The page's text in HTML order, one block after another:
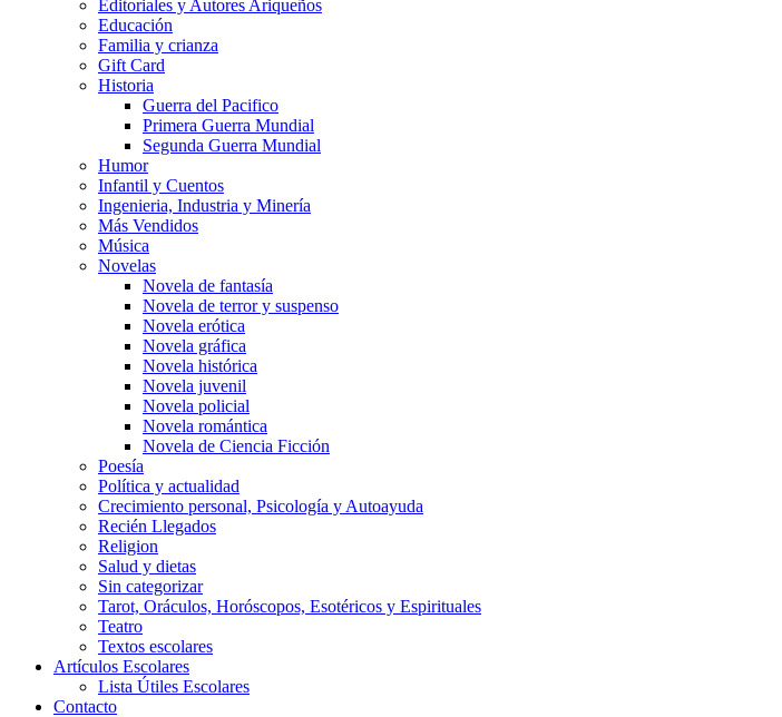
Editoriales y Autores Ariqueños
Educación
Familia y crianza
Gift Card
Historia
Guerra del Pacifico
Primera Guerra Mundial
Segunda Guerra Mundial
Humor
Infantil y Cuentos
Ingenieria, Industria y Minería
Más Vendidos
Música
Novelas
Novela de fantasía
Novela de terror y suspenso
Novela erótica
Novela gráfica
Novela histórica
Novela juvenil
Novela policial
Novela romántica
Novela de Ciencia Ficción
Poesía
Política y actualidad
Crecimiento personal, Psicología y Autoayuda
Recién Llegados
Religion
Salud y dietas
Sin categorizar
Tarot, Oráculos, Horóscopos, Esotéricos y Espirituales
Teatro
Textos escolares
Artículos Escolares
Lista Útiles Escolares
Contacto